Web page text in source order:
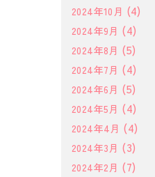
2024年10月 (4)
2024年9月 (4)
2024年8月 (5)
2024年7月 (4)
2024年6月 (5)
2024年5月 (4)
2024年4月 (4)
2024年3月 (3)
2024年2月 (7)